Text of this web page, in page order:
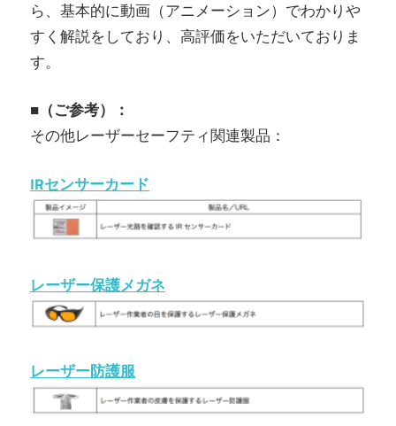
ら、基本的に動画（アニメーション）でわかりや
すく解説をしており、高評価をいただいておりま
す。
■（ご参考）：
その他レーザーセーフティ関連製品：
IRセンサーカード
レーザー保護メガネ
レーザー防護服